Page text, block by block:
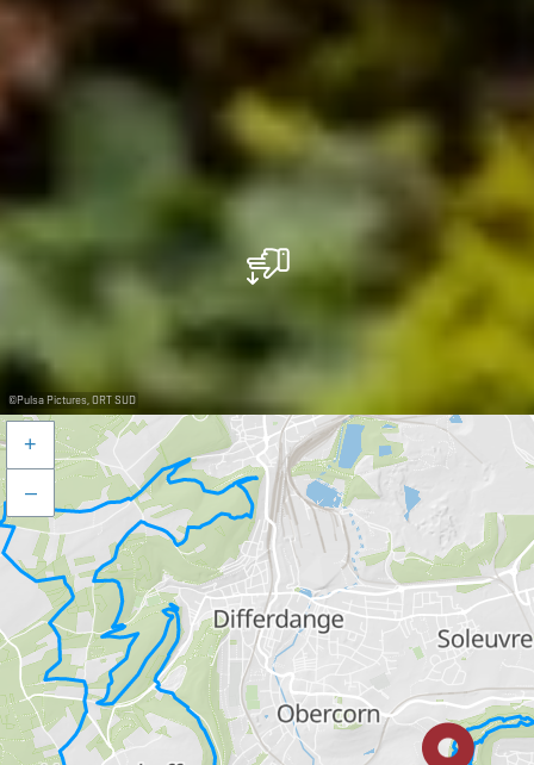
©Pulsa Pictures, ORT SUD
+
–